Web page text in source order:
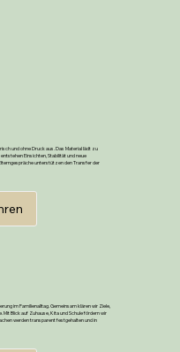
und ohne Druck aus. Das Material lädt zu
Einsichten, Stabilität und neue
unterstützen den Transfer der
im Familienalltag. Gemeinsam klären wir Ziele,
Blick auf Zuhause, Kita und Schule fördern wir
werden transparent festgehalten und in